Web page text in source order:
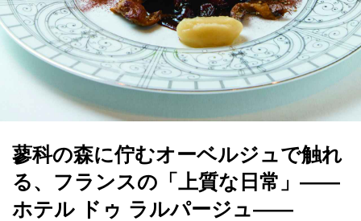
蓼科の森に佇むオーベルジュで触れ
る、フランスの「上質な日常」――
ホテル ドゥ ラルパージュ――